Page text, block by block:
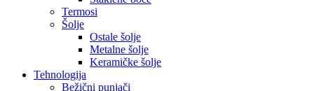
Termosi
Šolje
Ostale šolje
Metalne šolje
Keramičke šolje
Tehnologija
Bežični punjači